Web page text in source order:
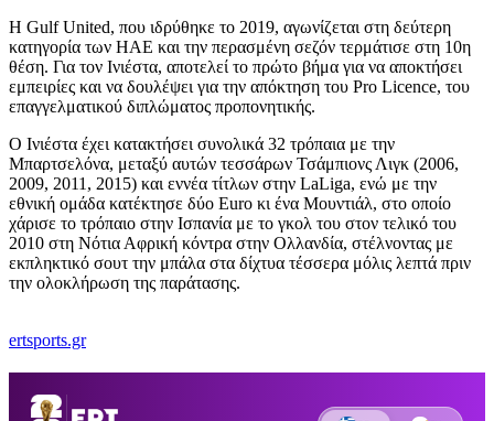
Η Gulf United, που ιδρύθηκε το 2019, αγωνίζεται στη δεύτερη
κατηγορία των ΗΑΕ και την περασμένη σεζόν τερμάτισε στη 10η
θέση. Για τον Ινιέστα, αποτελεί το πρώτο βήμα για να αποκτήσει
εμπειρίες και να δουλέψει για την απόκτηση του Pro Licence, του
επαγγελματικού διπλώματος προπονητικής.
Ο Ινιέστα έχει κατακτήσει συνολικά 32 τρόπαια με την
Μπαρτσελόνα, μεταξύ αυτών τεσσάρων Τσάμπιονς Λιγκ (2006,
2009, 2011, 2015) και εννέα τίτλων στην LaLiga, ενώ με την
εθνική ομάδα κατέκτησε δύο Euro κι ένα Μουντιάλ, στο οποίο
χάρισε το τρόπαιο στην Ισπανία με το γκολ του στον τελικό του
2010 στη Νότια Αφρική κόντρα στην Ολλανδία, στέλνοντας με
εκπληκτικό σουτ την μπάλα στα δίχτυα τέσσερα μόλις λεπτά πριν
την ολοκλήρωση της παράτασης.
ertsports.gr